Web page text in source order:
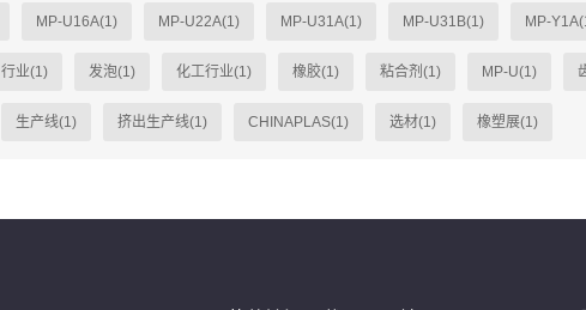
MP-U16A(1) MP-U22A(1) MP-U31A(1) MP-U31B(1) MP-
行业(1) 发泡(1) 化工行业(1) 橡胶(1) 粘合剂(1) MP-U(1)
生产线(1) 挤出生产线(1) CHINAPLAS(1) 选材(1) 橡塑展(1)